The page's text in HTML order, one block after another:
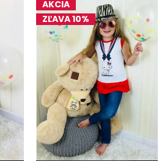
AKCIA
ZĽAVA 10%